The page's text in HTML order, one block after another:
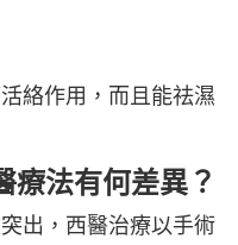
絡作用，而且能祛濕
療法有何差異？
出，西醫治療以手術